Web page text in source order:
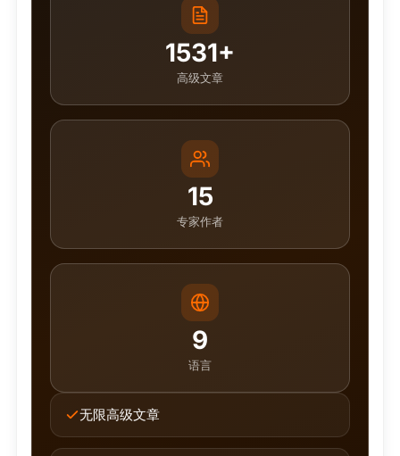
1531+
高级文章
15
专家作者
9
语言
无限高级文章